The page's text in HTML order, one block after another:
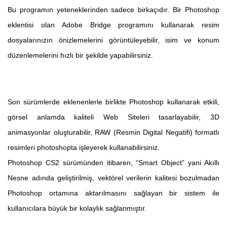
Bu programın yeteneklerinden sadece birkaçıdır. Bir Photoshop
eklentisi olan Adobe Bridge programını kullanarak resim
dosyalarınızın önizlemelerini görüntüleyebilir, isim ve konum
düzenlemelerini hızlı bir şekilde yapabilirsiniz.
Son sürümlerde eklenenlerle birlikte Photoshop kullanarak etkili,
görsel anlamda kaliteli Web Siteleri tasarlayabilir, 3D
animasyonlar oluşturabilir, RAW (Resmin Digital Negatifi) formatlı
resimleri photoshopta işleyerek kullanabilirsiniz.
Photoshop CS2 sürümünden itibaren, “Smart Object” yani Akıllı
Nesne adında geliştirilmiş, vektörel verilerin kalitesi bozulmadan
Photoshop ortamına aktarılmasını sağlayan bir sistem ile
kullanıcılara büyük bir kolaylık sağlanmıştır.